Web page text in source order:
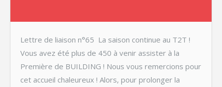
Lettre de liaison n°65 La saison continue au T2T !
Vous avez été plus de 450 à venir assister à la
Première de BUILDING ! Nous vous remercions pour
cet accueil chaleureux ! Alors, pour prolonger la